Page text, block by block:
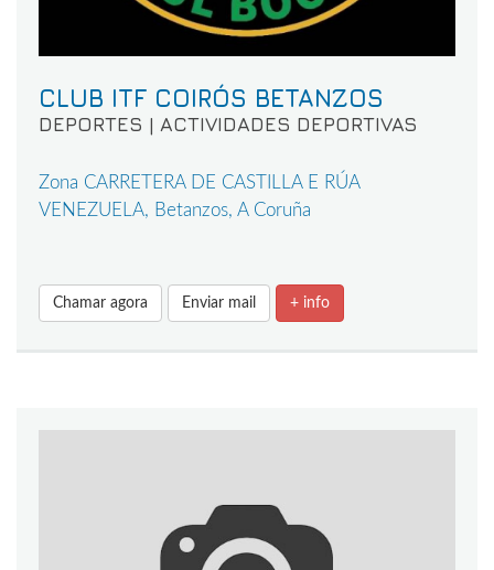
CLUB ITF COIRÓS BETANZOS
DEPORTES | ACTIVIDADES DEPORTIVAS
Zona CARRETERA DE CASTILLA E RÚA
VENEZUELA, Betanzos, A Coruña
Chamar agora Enviar mail + info